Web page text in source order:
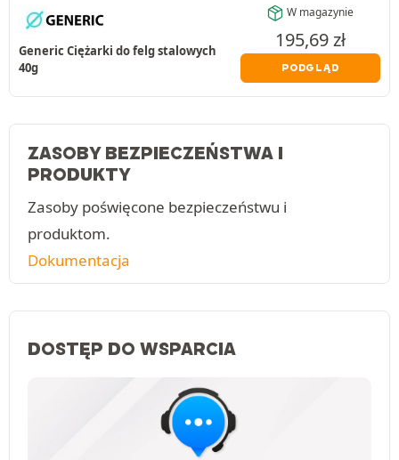
Generic Ciężarki do felg stalowych
40g
W magazynie
195,69zł
PODGLĄD
ZASOBY BEZPIECZEŃSTWA I
PRODUKTY
Zasoby poświęcone bezpieczeństwu i
produktom.
Dokumentacja
DOSTĘP DO WSPARCIA